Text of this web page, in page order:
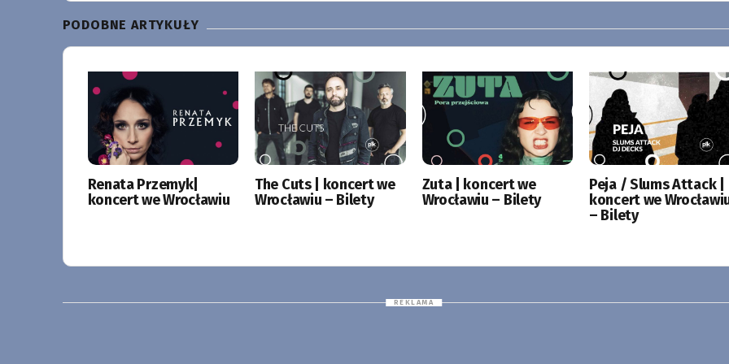
PODOBNE ARTYKUŁY
Renata Przemyk|
koncert we Wrocławiu
The Cuts | koncert we
Wrocławiu – Bilety
Zuta | koncert we
Wrocławiu – Bilety
Peja / Slums Attack |
koncert we
– Bilety